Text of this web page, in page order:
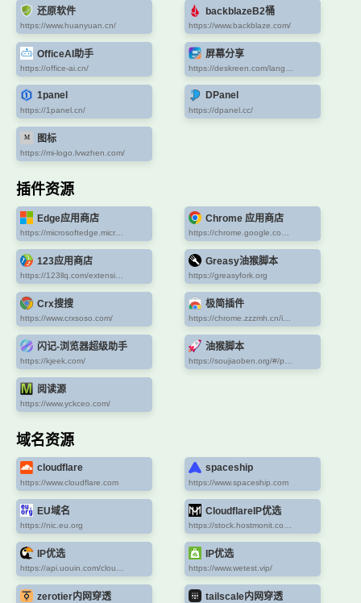
还原软件
https://www.huanyuan.cn/
backblazeB2桶
https://www.backblaze.com/
OfficeAI助手
https://office-ai.cn/
屏幕分享
1panel
https://1panel.cn/
DPanel
https://dpanel.cc/
图标
https://mi-logo.lvwzhen.com/
插件资源
Edge应用商店 Chrome 应用商店
123应用商店 Greasy油猴脚本
https://greasyfork.org
Crx搜搜
https://www.crxsoso.com/
极简插件
闪记-浏览器超级助手
https://kjeek.com/
油猴脚本
阅读源
https://www.yckceo.com/
域名资源
cloudflare
https://www.cloudflare.com
spaceship
https://www.spaceship.com
EU域名
https://nic.eu.org
CloudflareIP优选
IP优选 IP优选
https://www.wetest.vip/
zerotier内网穿透 tailscale内网穿透